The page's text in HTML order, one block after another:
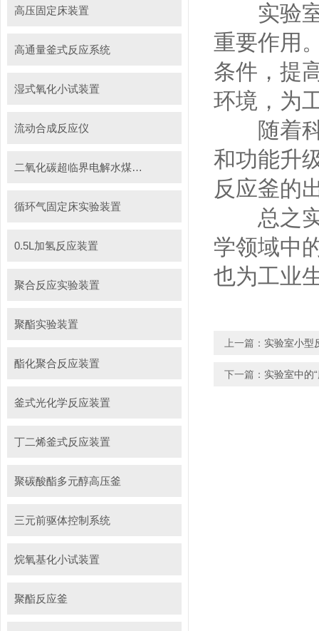
高压固定床装置
高通量釜式反应系统
湿式氧化小试装置
流动合成反应仪
二氧化碳超临界电解水煤浆制甲烷装置
循环气固定床实验装置
0.5L加氢反应装置
聚合反应实验装置
聚酯实验装置
酯化聚合反应装置
釜式光化学反应装置
丁二烯釜式反应装置
聚碳酸酯多元醇高压釜
三元前驱体控制系统
烷氧基化小试装置
聚酯反应釜
实验室
重要作用
条件，提
环境，为
随着科
和功能升
反应釜的
总之实
学领域中
也为工业
上一篇： 实验室小型
下一篇： 实验室中的